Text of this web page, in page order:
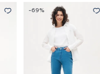
-69%